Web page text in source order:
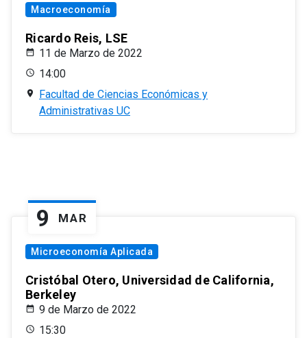
Macroeconomía
Ricardo Reis, LSE
11 de Marzo de 2022
14:00
Facultad de Ciencias Económicas y
Administrativas UC
9 MAR
Microeconomía Aplicada
Cristóbal Otero, Universidad de California,
Berkeley
9 de Marzo de 2022
15:30